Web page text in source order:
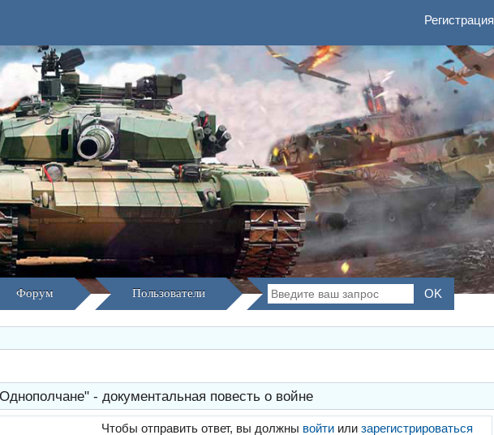
Регистрация
Форум Пользователи
- документальная повесть о войне
Чтобы отправить ответ, вы должны войти илизарегистрироваться